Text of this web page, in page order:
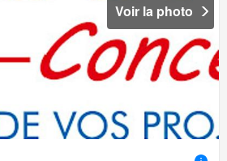
Voir la photo